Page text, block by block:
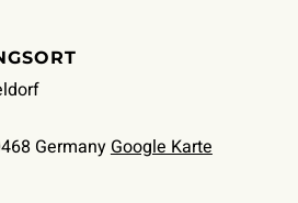
GermanyGoogle Karte